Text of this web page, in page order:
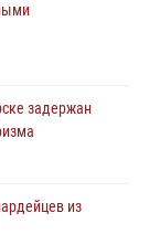
«Орленок»
«Квартал»
среди
задержан
из